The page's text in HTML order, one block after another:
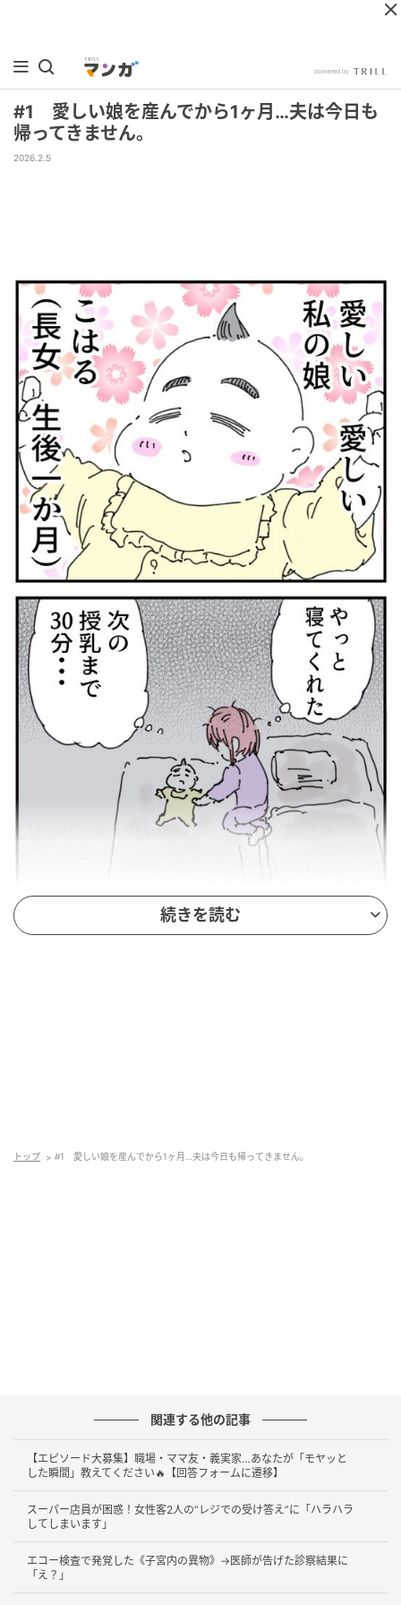
#1 愛しい娘を産んでから1ヶ月…夫は今日も
帰ってきません。
2026.2.5
続きを読む
トップ #1 愛しい娘を産んでから1ヶ月…夫は今日も帰ってきません。
関連する他の記事
【エピソード大募集】職場・ママ友・義実家…あなたが「モヤッと
した瞬間」教えてください🔥【回答フォームに遷移】
スーパー店員が困惑！女性客2人の“レジでの受け答え”に「ハラハラ
してしまいます」
エコー検査で発覚した《子宮内の異物》→医師が告げた診察結果に
「え？」